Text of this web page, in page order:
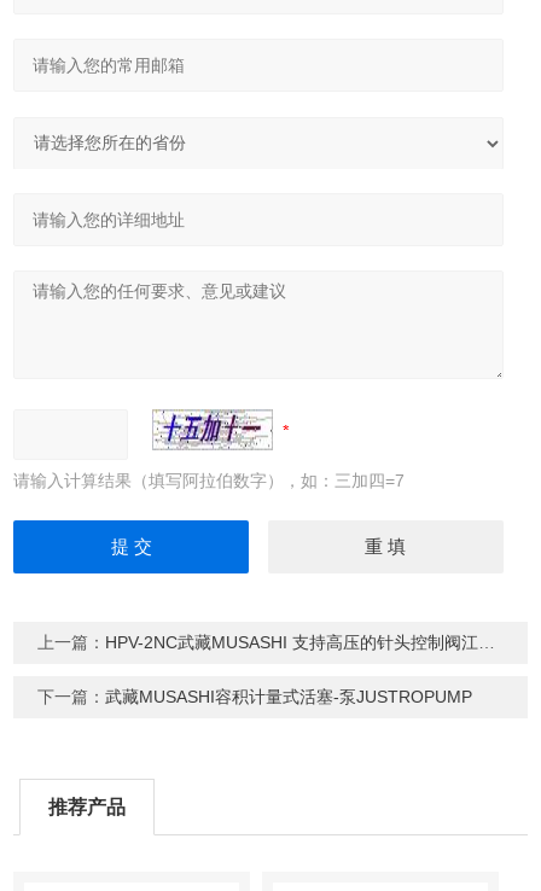
请输入计算结果（填写阿拉伯数字），如：三加四=7
上一篇： HPV-2NC武藏MUSASHI 支持高压的针头控制阀江西供应
下一篇：武藏MUSASHI容积计量式活塞-泵JUSTROPUMP
推荐产品